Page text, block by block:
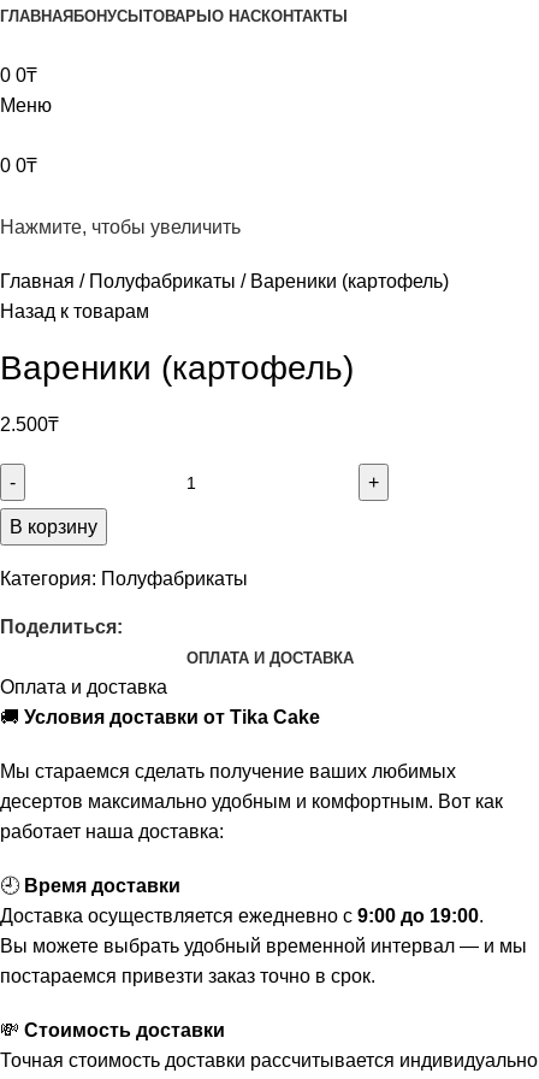
ГЛАВНАЯ БОНУСЫ ТОВАРЫ О НАСКОНТАКТЫ
0 0₸
Меню
0 0₸
Нажмите, чтобы увеличить
Главная Полуфабрикаты
Вареники (картофель)
Назад к товарам
Вареники (картофель)
2.500₸
В корзину
Категория: Полуфабрикаты
Поделиться:
ОПЛАТА И ДОСТАВКА
Оплата и доставка
🚚 Условия доставки от Tika Cake
Мы стараемся сделать получение ваших любимых
десертов максимально удобным и комфортным. Вот как
работает наша доставка:
🕘 Время доставки
Доставка осуществляется ежедневно с 9:00 до 19:00.
Вы можете выбрать удобный временной интервал — и мы
постараемся привезти заказ точно в срок.
💸 Стоимость доставки
Точная стоимость доставки рассчитывается индивидуально